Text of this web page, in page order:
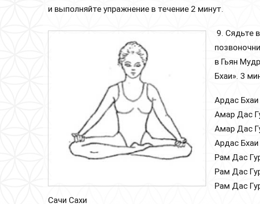
и выполняйте упражнение в течение 2 минут.
9. Сядьте
в Гьян
Бхаи». 3
Ардас Бхаи
Амар Дас
Амар Дас
Ардас Бхаи
Рам Дас
Рам Дас
Рам Дас
Сачи Сахи